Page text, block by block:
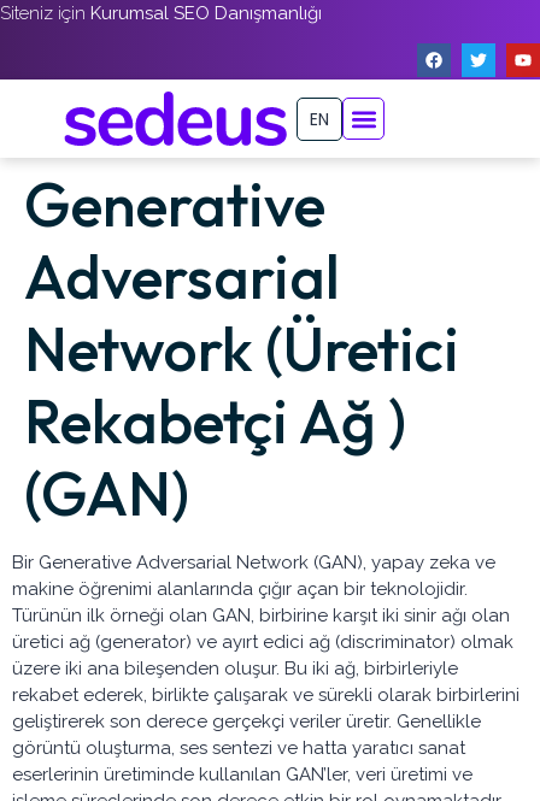
Siteniz için Kurumsal SEO Danışmanlığı
EN
Generative
Adversarial
Network (Üretici
Rekabetçi Ağ )
(GAN)
Bir Generative Adversarial Network (GAN), yapay zeka ve
makine öğrenimi alanlarında çığır açan bir teknolojidir.
Türünün ilk örneği olan GAN, birbirine karşıt iki sinir ağı olan
üretici ağ (generator) ve ayırt edici ağ (discriminator) olmak
üzere iki ana bileşenden oluşur. Bu iki ağ, birbirleriyle
rekabet ederek, birlikte çalışarak ve sürekli olarak birbirlerini
geliştirerek son derece gerçekçi veriler üretir. Genellikle
görüntü oluşturma, ses sentezi ve hatta yaratıcı sanat
eserlerinin üretiminde kullanılan GAN’ler, veri üretimi ve